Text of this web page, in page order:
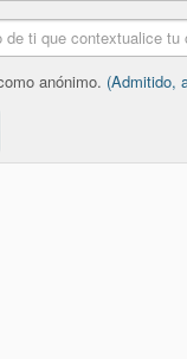
anónimo. (Admitido,